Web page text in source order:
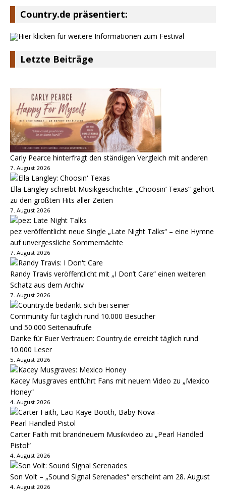
Country.de präsentiert:
Letzte Beiträge
Carly Pearce hinterfragt den ständigen Vergleich mit anderen
7. August 2026
Ella Langley schreibt Musikgeschichte: „Choosin‘ Texas“ gehört
zu den größten Hits aller Zeiten
7. August 2026
pez veröffentlicht neue Single „Late Night Talks“ – eine Hymne
auf unvergessliche Sommernächte
7. August 2026
Randy Travis veröffentlicht mit „I Don’t Care“ einen weiteren
Schatz aus dem Archiv
7. August 2026
Danke für Euer Vertrauen: Country.de erreicht täglich rund
10.000 Leser
5. August 2026
Kacey Musgraves entführt Fans mit neuem Video zu „Mexico
Honey“
4. August 2026
Carter Faith mit brandneuem Musikvideo zu „Pearl Handled
Pistol“
4. August 2026
Son Volt – „Sound Signal Serenades“ erscheint am 28. August
4. August 2026